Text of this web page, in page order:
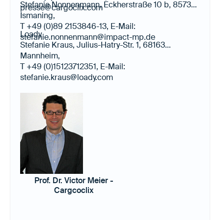
presse@cargoclix.com
Stefanie Nonnenmann, Eckherstraße 10 b, 85737
Ismaning,
T +49 (0)89 2153846-13, E-Mail:
stefanie.nonnenmann@impact-mp.de
Loady
Stefanie Kraus, Julius-Hatry-Str. 1, 68163
Mannheim,
T +49 (0)15123712351, E-Mail:
stefanie.kraus@loady.com
Prof. Dr. Victor Meier -
Cargcoclix